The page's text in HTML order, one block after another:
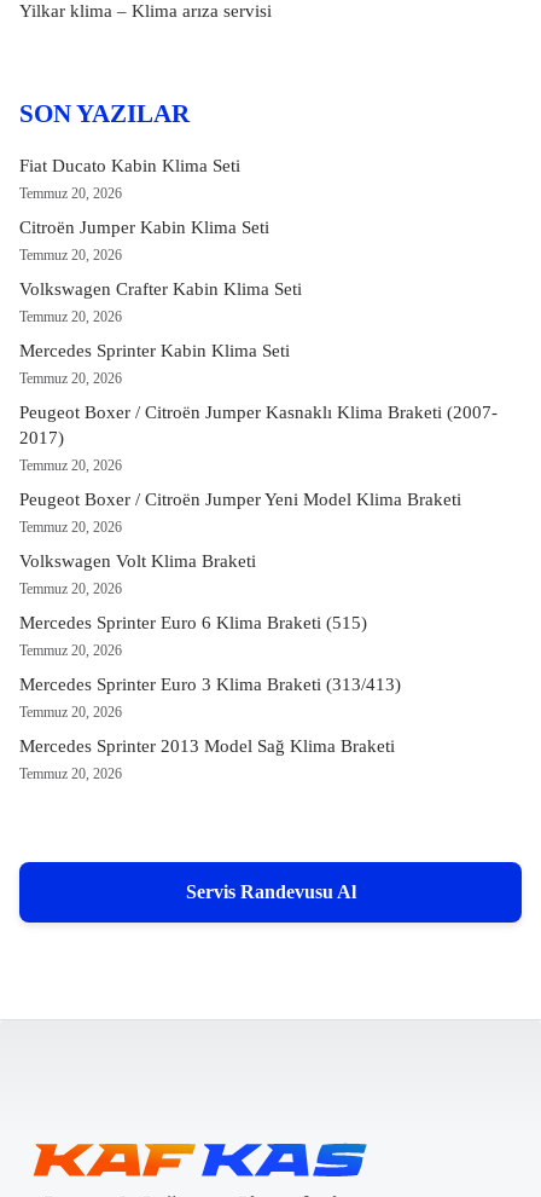
Yilkar klima – Klima arıza servisi
SON YAZILAR
Fiat Ducato Kabin Klima Seti
Temmuz 20, 2026
Citroën Jumper Kabin Klima Seti
Temmuz 20, 2026
Volkswagen Crafter Kabin Klima Seti
Temmuz 20, 2026
Mercedes Sprinter Kabin Klima Seti
Temmuz 20, 2026
Peugeot Boxer / Citroën Jumper Kasnaklı Klima Braketi (2007-
2017)
Temmuz 20, 2026
Peugeot Boxer / Citroën Jumper Yeni Model Klima Braketi
Temmuz 20, 2026
Volkswagen Volt Klima Braketi
Temmuz 20, 2026
Mercedes Sprinter Euro 6 Klima Braketi (515)
Temmuz 20, 2026
Mercedes Sprinter Euro 3 Klima Braketi (313/413)
Temmuz 20, 2026
Mercedes Sprinter 2013 Model Sağ Klima Braketi
Temmuz 20, 2026
Servis Randevusu Al